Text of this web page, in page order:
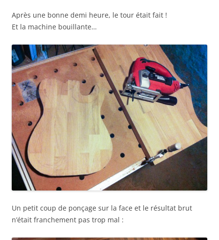
Après une bonne demi heure, le tour était fait !
Et la machine bouillante…
Un petit coup de ponçage sur la face et le résultat brut
n’était franchement pas trop mal :